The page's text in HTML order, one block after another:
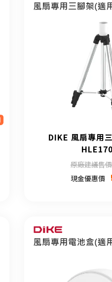
DIKE 風扇專用
原廠建議售
現金優惠價